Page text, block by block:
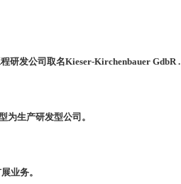
研发公司取名Kieser-Kirchenbauer GdbR .
为生产研发型公司。
业务。